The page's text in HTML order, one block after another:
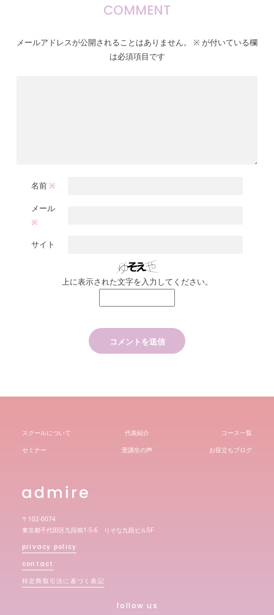
COMMENT
メールアドレスが公開されることはありません。 ※ が付いている欄
は必須項目です
名前 ※
メール
※
サイト
上に表示された文字を入力してください。
スクールについて 代表紹介
コース一覧
セミナー
受講生の声 お役立ちブログ
〒102-0074
東京都千代田区九段南1-5-6 りそな九段ビル5F
privacy policy
contact
特定商取引法に基づく表記
follow us